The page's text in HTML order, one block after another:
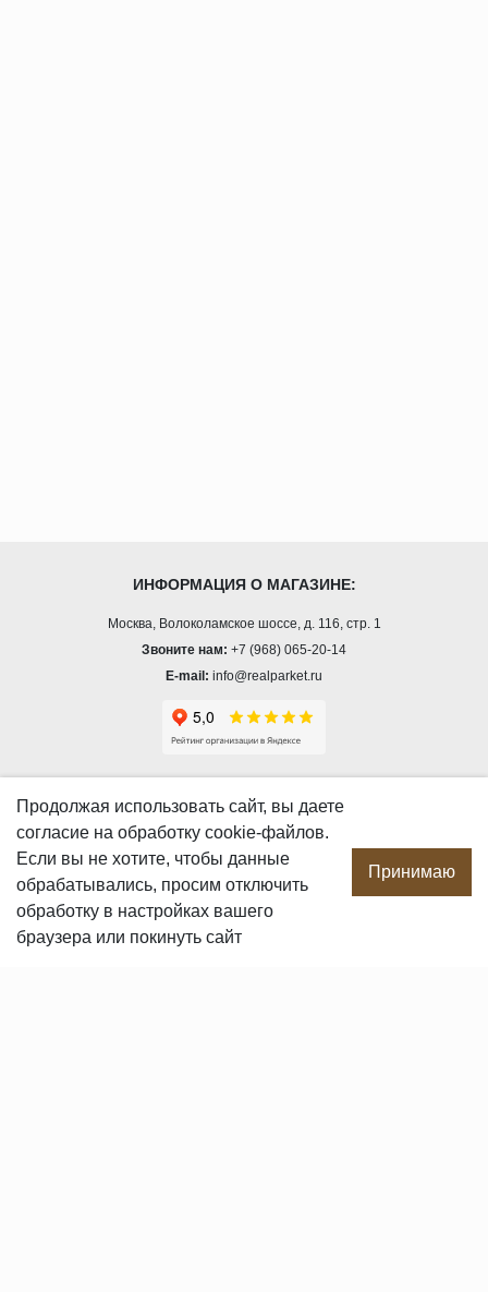
ИНФОРМАЦИЯ О МАГАЗИНЕ:
Москва, Волоколамское шоссе, д. 116, стр. 1
Звоните нам: +7 (968) 065-20-14
E-mail: info@realparket.ru
О компании
Производство
Сотрудничество
Сертификаты продукции
Вакансии
Продолжая использовать сайт, вы даете
согласие на обработку cookie-файлов.
Если вы не хотите, чтобы данные
обрабатывались, просим отключить
обработку в настройках вашего
браузера или покинуть сайт
Принимаю